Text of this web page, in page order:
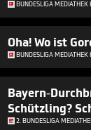
BUNDESLIGA MEDIATHEK
Oha! Wo ist
BUNDESLIGA MEDIATHEK
Bayern-
Schützling?
2. BUNDESLIGA